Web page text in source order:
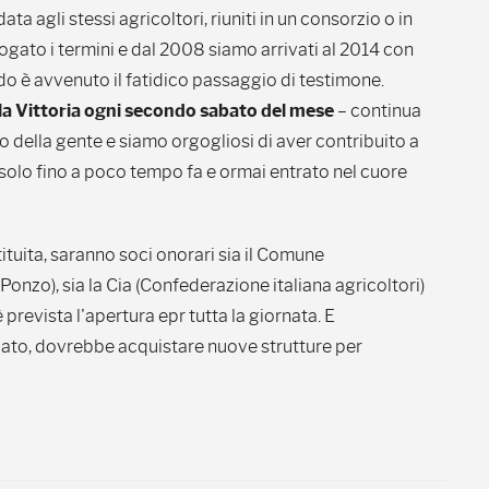
agli stessi agricoltori, riuniti in un consorzio o in
i termini e dal 2008 siamo arrivati al 2014 con
è avvenuto il fatidico passaggio di testimone.
Vittoria ogni secondo sabato del mese – continua
della gente e siamo orgogliosi di aver contribuito a
fino a poco tempo fa e ormai entrato nel cuore
saranno soci onorari sia il Comune
sia la Cia (Confederazione italiana agricoltori)
prevista l'apertura epr tutta la giornata. E
dovrebbe acquistare nuove strutture per